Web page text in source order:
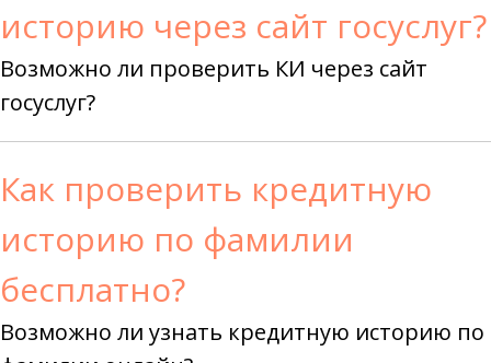
историю через сайт госуслуг?
Возможно ли проверить КИ через сайт
госуслуг?
Как проверить кредитную
историю по фамилии
бесплатно?
Возможно ли узнать кредитную историю по